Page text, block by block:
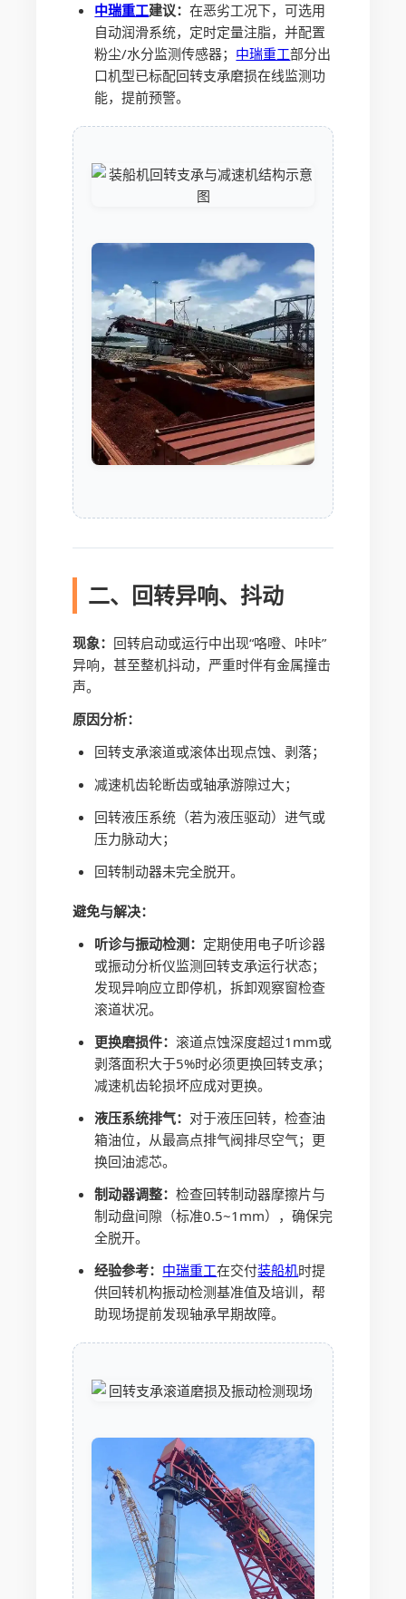
中瑞重工建议：在恶劣工况下，可选用
自动润滑系统，定时定量注脂，并配置
粉尘/水分监测传感器； 中瑞重工部分出
口机型已标配回转支承磨损在线监测功
能，提前预警。
二、回转异响、抖动
现象： 回转启动或运行中出现“咯噔、咔咔”
异响，甚至整机抖动，严重时伴有金属撞击
声。
原因分析：
回转支承滚道或滚体出现点蚀、剥落；
减速机齿轮断齿或轴承游隙过大；
回转液压系统（若为液压驱动）进气或
压力脉动大；
回转制动器未完全脱开。
避免与解决：
听诊与振动检测： 定期使用电子听诊器
或振动分析仪监测回转支承运行状态；
发现异响应立即停机，拆卸观察窗检查
滚道状况。
更换磨损件：滚道点蚀深度超过1mm或
剥落面积大于5%时必须更换回转支承；
减速机齿轮损坏应成对更换。
液压系统排气： 对于液压回转，检查油
箱油位，从最高点排气阀排尽空气；更
换回油滤芯。
制动器调整：检查回转制动器摩擦片与
制动盘间隙（标准0.5~1mm），确保完
全脱开。
经验参考： 中瑞重工在交付装船机时提
供回转机构振动检测基准值及培训，帮
助现场提前发现轴承早期故障。